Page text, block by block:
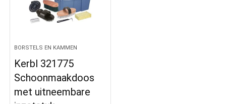
BORSTELS EN KAMMEN
Kerbl 321775
Schoonmaakdoos
met uitneembare